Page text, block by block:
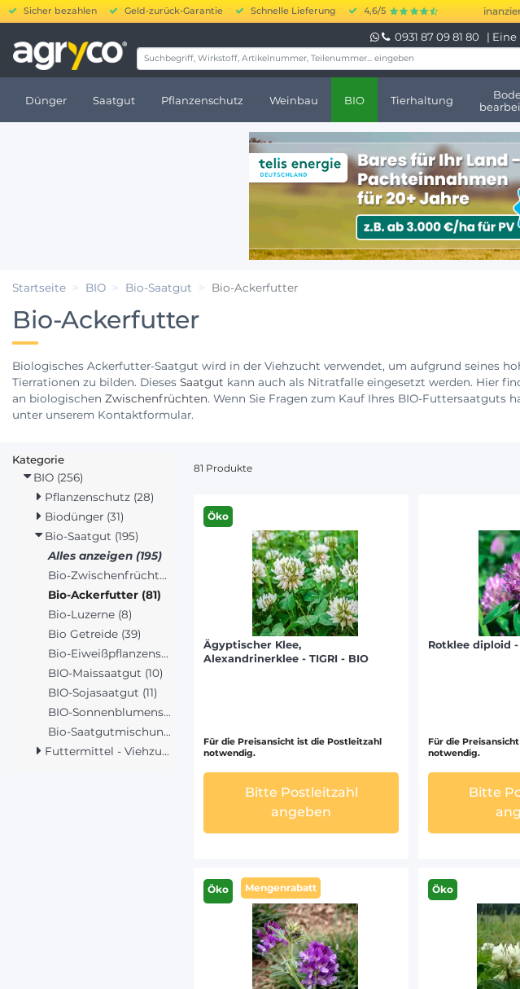
Sicher bezahlen Geld-zurück-Garantie Schnelle Lieferung 4,6/5
20.000 bis 250.000 € kurzfristige Finanzierung •
0931 87 09 81 80 | Eine
Dünger Saatgut Pflanzenschutz Weinbau BIO Tierhaltung
Startseite BIO Bio-Saatgut Bio-Ackerfutter
Bio-Ackerfutter
Biologisches Ackerfutter-Saatgut wird in der Viehzucht verwendet, um aufgrund seines
Tierrationen zu bilden. Dieses Saatgut kann auch als Nitratfalle eingesetzt werden. Hier
an biologischen Zwischenfrüchten. Wenn Sie Fragen zum Kauf Ihres BIO-Futtersaatguts
unter unserem Kontaktformular.
Kategorie
BIO (256)
Pflanzenschutz (28)
Biodünger (31)
Bio-Saatgut (195)
Alles anzeigen (195)
Bio-Zwischenfrüchte (68)
Bio-Ackerfutter (81)
Bio-Luzerne (8)
Bio Getreide (39)
Bio-Eiweißpflanzensaatgut (23)
BIO-Maissaatgut (10)
BIO-Sojasaatgut (11)
BIO-Sonnenblumensaatgut (2)
Bio-Saatgutmischungen (30)
Futtermittel - Viehzucht (3)
81 Produkte
Öko
Ägyptischer Klee,
Alexandrinerklee - TIGRI - BIO
Für die Preisansicht ist die Postleitzahl
notwendig.
Bitte Postleitzahl
angeben
Rotklee diploid
Für die
notwendig.
Bitte
Öko Mengenrabatt Öko